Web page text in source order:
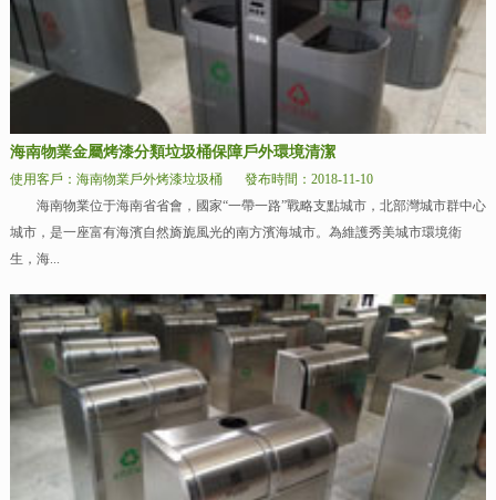
海南物業金屬烤漆分類垃圾桶保障戶外環境清潔
使用客戶：海南物業戶外烤漆垃圾桶
發布時間：2018-11-10
海南物業位于海南省省會，國家“一帶一路”戰略支點城市，北部灣城市群中心
城市，是一座富有海濱自然旖旎風光的南方濱海城市。為維護秀美城市環境衛
生，海...